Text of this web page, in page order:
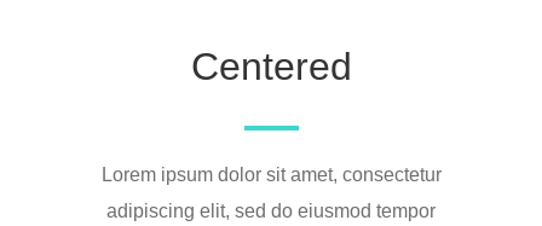
Centered
Lorem ipsum dolor sit amet, consectetur
adipiscing elit, sed do eiusmod tempor